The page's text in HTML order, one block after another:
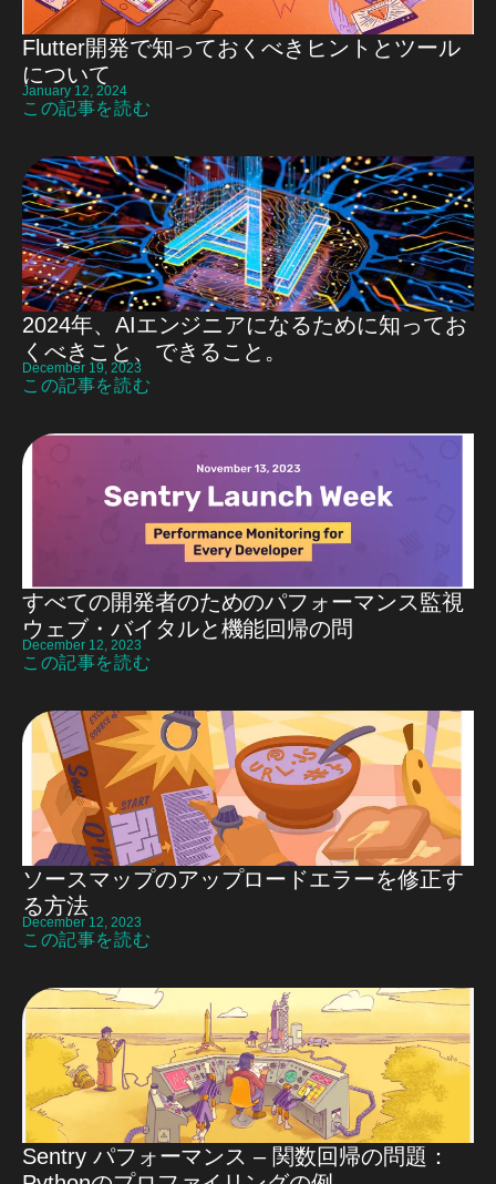
Flutter開発で知っておくべきヒントとツール
について
January 12, 2024
この記事を読む
2024年、AIエンジニアになるために知ってお
くべきこと、できること。
December 19, 2023
この記事を読む
すべての開発者のためのパフォーマンス監視
ウェブ・バイタルと機能回帰の問
December 12, 2023
この記事を読む
ソースマップのアップロードエラーを修正す
る方法
December 12, 2023
この記事を読む
Sentry パフォーマンス – 関数回帰の問題：